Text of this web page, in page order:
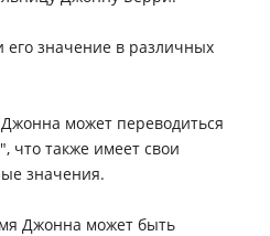
значение в различных
может переводиться
что также имеет свои
значения.
Джонна может быть